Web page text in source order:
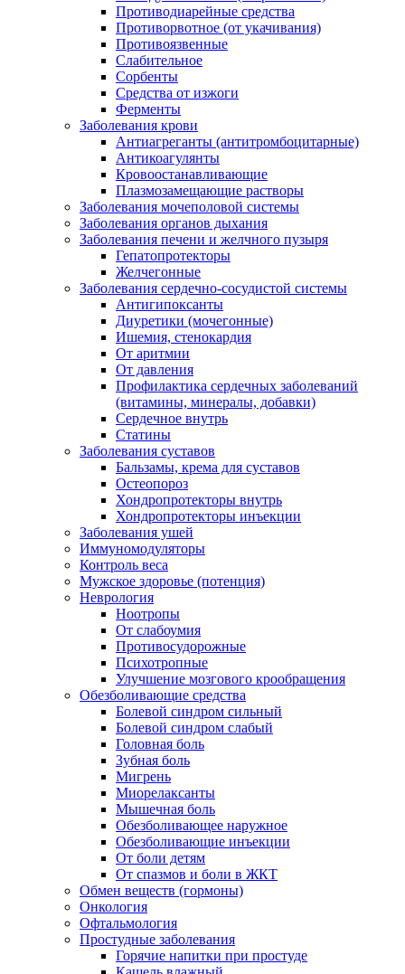
Противодиарейные средства
Противорвотное (от укачивания)
Противоязвенные
Слабительное
Сорбенты
Средства от изжоги
Ферменты
Заболевания крови
Антиагреганты (антитромбоцитарные)
Антикоагулянты
Кровоостанавливающие
Плазмозамещающие растворы
Заболевания мочеполовой системы
Заболевания органов дыхания
Заболевания печени и желчного пузыря
Гепатопротекторы
Желчегонные
Заболевания сердечно-сосудистой системы
Антигипоксанты
Диуретики (мочегонные)
Ишемия, стенокардия
От аритмии
От давления
Профилактика сердечных заболеваний
(витамины, минералы, добавки)
Сердечное внутрь
Статины
Заболевания суставов
Бальзамы, крема для суставов
Остеопороз
Хондропротекторы внутрь
Хондропротекторы инъекции
Заболевания ушей
Иммуномодуляторы
Контроль веса
Мужское здоровье (потенция)
Неврология
Ноотропы
От слабоумия
Противосудорожные
Психотропные
Улучшение мозгового крообращения
Обезболивающие средства
Болевой синдром сильный
Болевой синдром слабый
Головная боль
Зубная боль
Мигрень
Миорелаксанты
Мышечная боль
Обезболивающее наружное
Обезболивающие инъекции
От боли детям
От спазмов и боли в ЖКТ
Обмен веществ (гормоны)
Онкология
Офтальмология
Простудные заболевания
Горячие напитки при простуде